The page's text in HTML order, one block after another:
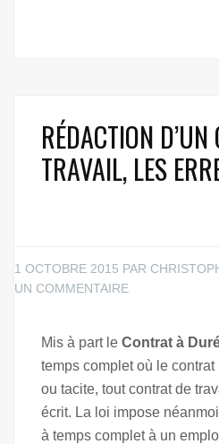
RÉDACTION
TRAVAIL, LES
1 OCTOBRE 2015 PAR
UN COMMENTAIRE
Mis à part le Contrat à
temps complet où le contrat
ou tacite, tout contrat de
écrit. La loi impose
à temps complet à un